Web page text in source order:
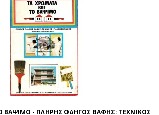
ΒΑΨΙΜΟ - ΠΛΗΡΗΣ ΟΔΗΓΟΣ ΒΑΦΗΣ: ΤΕΧΝΙΚΟΣ